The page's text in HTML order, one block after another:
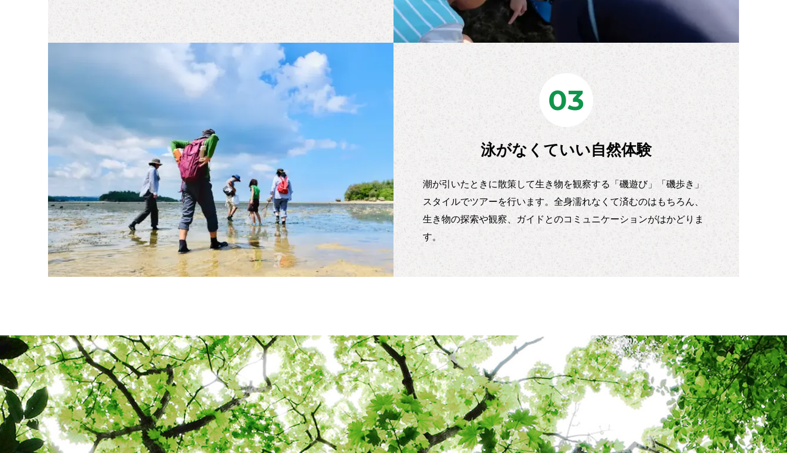
03
泳がなくていい自然体験
潮が引いたときに散策して生き物を観察する「磯遊び」「磯歩き」
スタイルでツアーを行います。全身濡れなくて済むのはもちろん、
生き物の探索や観察、ガイドとのコミュニケーションがはかどりま
す。